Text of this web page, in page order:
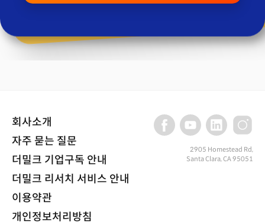
회사소개
자주 묻는 질문
더밀크 기업구독 안내
더밀크 리서치 서비스 안내
이용약관
개인정보처리방침
2905 Homestead Rd,
Santa Clara, CA 95051